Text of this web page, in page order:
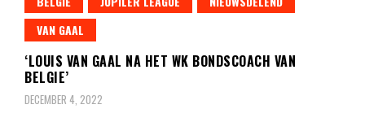
VAN GAAL
‘LOUIS VAN GAAL NA HET WK BONDSCOACH VAN
BELGIE’
DECEMBER 4, 2022